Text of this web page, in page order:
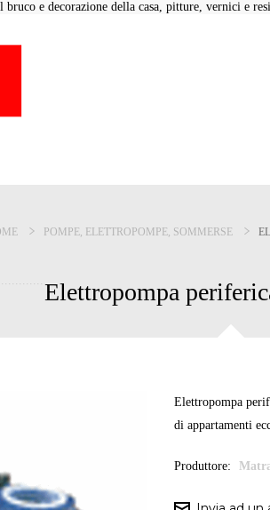
e decorazione della casa, pitture, vernici e
POMPE, ELETTROPOMPE, SOMMERSE
Elettropompa
Elettropompa
di appartamenti
Produttore: